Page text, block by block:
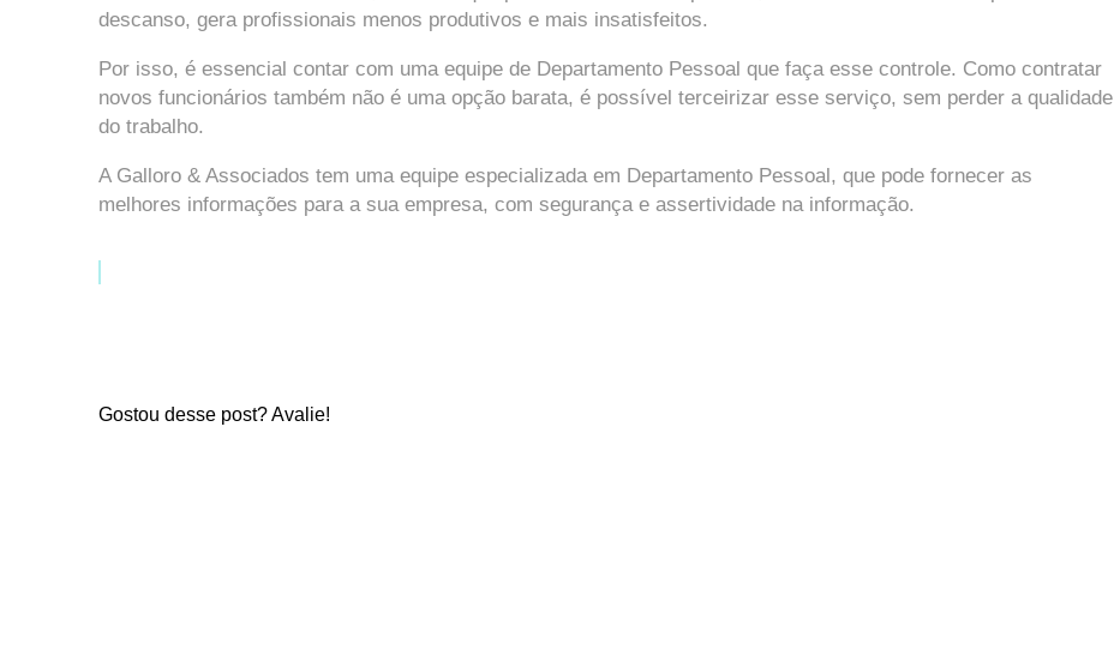
descanso, gera profissionais menos produtivos e mais insatisfeitos.
Por isso, é essencial contar com uma equipe de Departamento Pessoal que faça esse controle. Como contratar
novos funcionários também não é uma opção barata, é possível terceirizar esse serviço, sem perder a qualidade
do trabalho.
A Galloro & Associados tem uma equipe especializada em Departamento Pessoal, que pode fornecer as
melhores informações para a sua empresa, com segurança e assertividade na informação.
Gostou desse post? Avalie!